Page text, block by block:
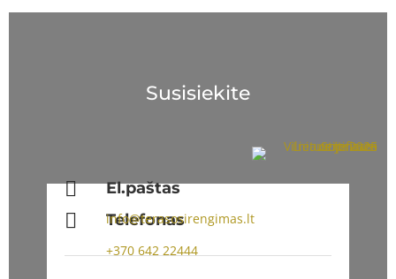
Susisiekite
 Telefonas
+370642 22444
 El.paštas
info@terasosirengimas.lt